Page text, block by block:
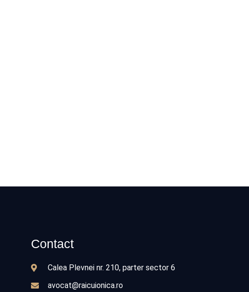
Contact
Calea Plevnei nr. 210, parter sector 6
avocat@raicuionica.ro